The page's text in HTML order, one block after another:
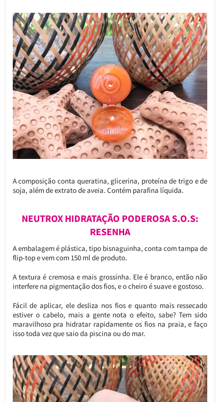
A composição conta queratina, glicerina, proteína de trigo e de
soja, além de extrato de aveia. Contém parafina líquida.
NEUTROX HIDRATAÇÃO PODEROSA S.O.S:
RESENHA
A embalagem é plástica, tipo bisnaguinha, conta com tampa de
flip-top e vem com 150 ml de produto.
A textura é cremosa e mais grossinha. Ele é branco, então não
interfere na pigmentação dos fios, e o cheiro é suave e gostoso.
Fácil de aplicar, ele desliza nos fios e quanto mais ressecado
estiver o cabelo, mais a gente nota o efeito, sabe? Tem sido
maravilhoso pra hidratar rapidamente os fios na praia, e faço
isso toda vez que saio da piscina ou do mar.